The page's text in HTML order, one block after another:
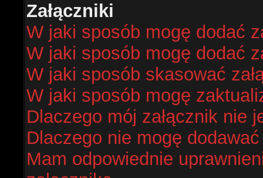
Załączniki
W jaki sposób mogę dodać
W jaki sposób mogę dodać
W jaki sposób skasować
W jaki sposób mogę
Dlaczego mój załącznik nie
Dlaczego nie mogę dodawać
Mam odpowiednie